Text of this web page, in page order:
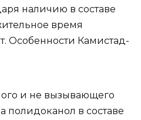
наличию в составе
время
Особенности Камистад-
и не вызывающего
полидоканол в составе